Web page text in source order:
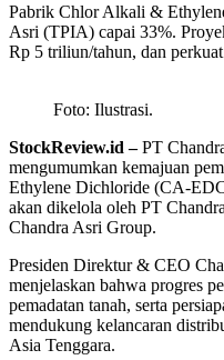
Pabrik Chlor Alkali &
Asri (TPIA) capai 33%.
Rp 5 triliun/tahun, dan
Foto: Ilustrasi.
StockReview.id –PT
mengumumkan kemajuan
Ethylene Dichloride (CA-
akan dikelola oleh PT
Chandra Asri Group.
Presiden Direktur & CEO
menjelaskan bahwa progres
pemadatan tanah, serta
mendukung kelancaran
Asia Tenggara.